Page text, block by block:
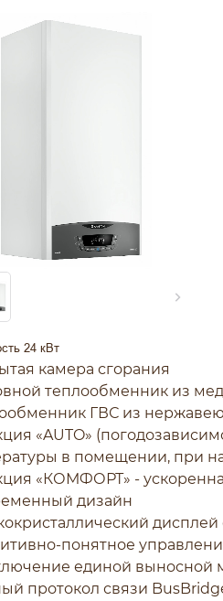
24 кВт
камера сгорания
теплообменник из
ГВС из
«AUTO»
в помещении, при
«КОМФОРТ» -
дизайн
дисплей
понятное
единой выносной
протокол связи